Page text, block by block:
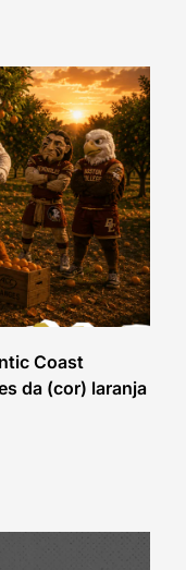
Coast
da (cor) laranja